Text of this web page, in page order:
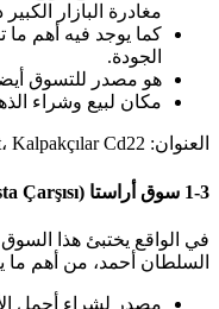
مغادرة البازار
كما يوجد فيه أهم ما
الجودة.
هو مصدر للتسوق
مكان لبيع وشراء
العنوان: Beyazıt، Kalpakçılar Cd22 فاتح
1-3 سوق أراستا (Arasta Çarşısı)
في الواقع يختبئ هذا
السلطان أحمد، من أهم ما
مصدر لشراء أجمل